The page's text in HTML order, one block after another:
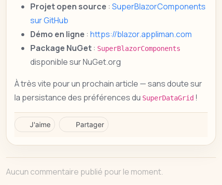
Projet open source : SuperBlazorComponents
sur GitHub
Démo en ligne : https://blazor.appliman.com
Package NuGet: SuperBlazorComponents
disponible sur NuGet.org
À très vite pour un prochain article — sans doute sur
la persistance des préférences du SuperDataGrid !
J'aime Partager
Aucun commentaire publié pour le moment.